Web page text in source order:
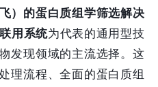
）的蛋白质组学筛选解决
用系统为代表的通用型技
发现领域的主流选择。这
理流程、全面的蛋白质组